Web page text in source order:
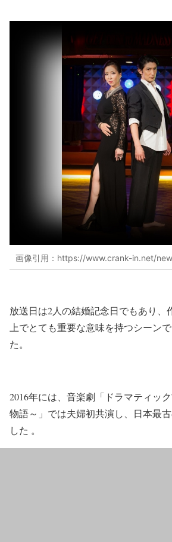
画像引用：https://www.crank-in.net/
放送日は2人の結婚記念日でもあり、
上でとても重要な意味を持つシーン
た。
2016年には、音楽劇「ドラマティッ
物語～」では夫婦初共演し、日本最
した 。